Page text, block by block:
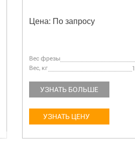
Цена: По запросу
Вес фрезы
Вес, кг
УЗНАТЬ БОЛЬШЕ
УЗНАТЬ ЦЕНУ